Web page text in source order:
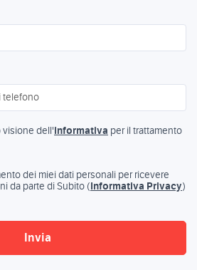
visione dell' informativa per il trattamento
dei miei dati personali per ricevere
da parte di Subito ( Informativa Privacy)